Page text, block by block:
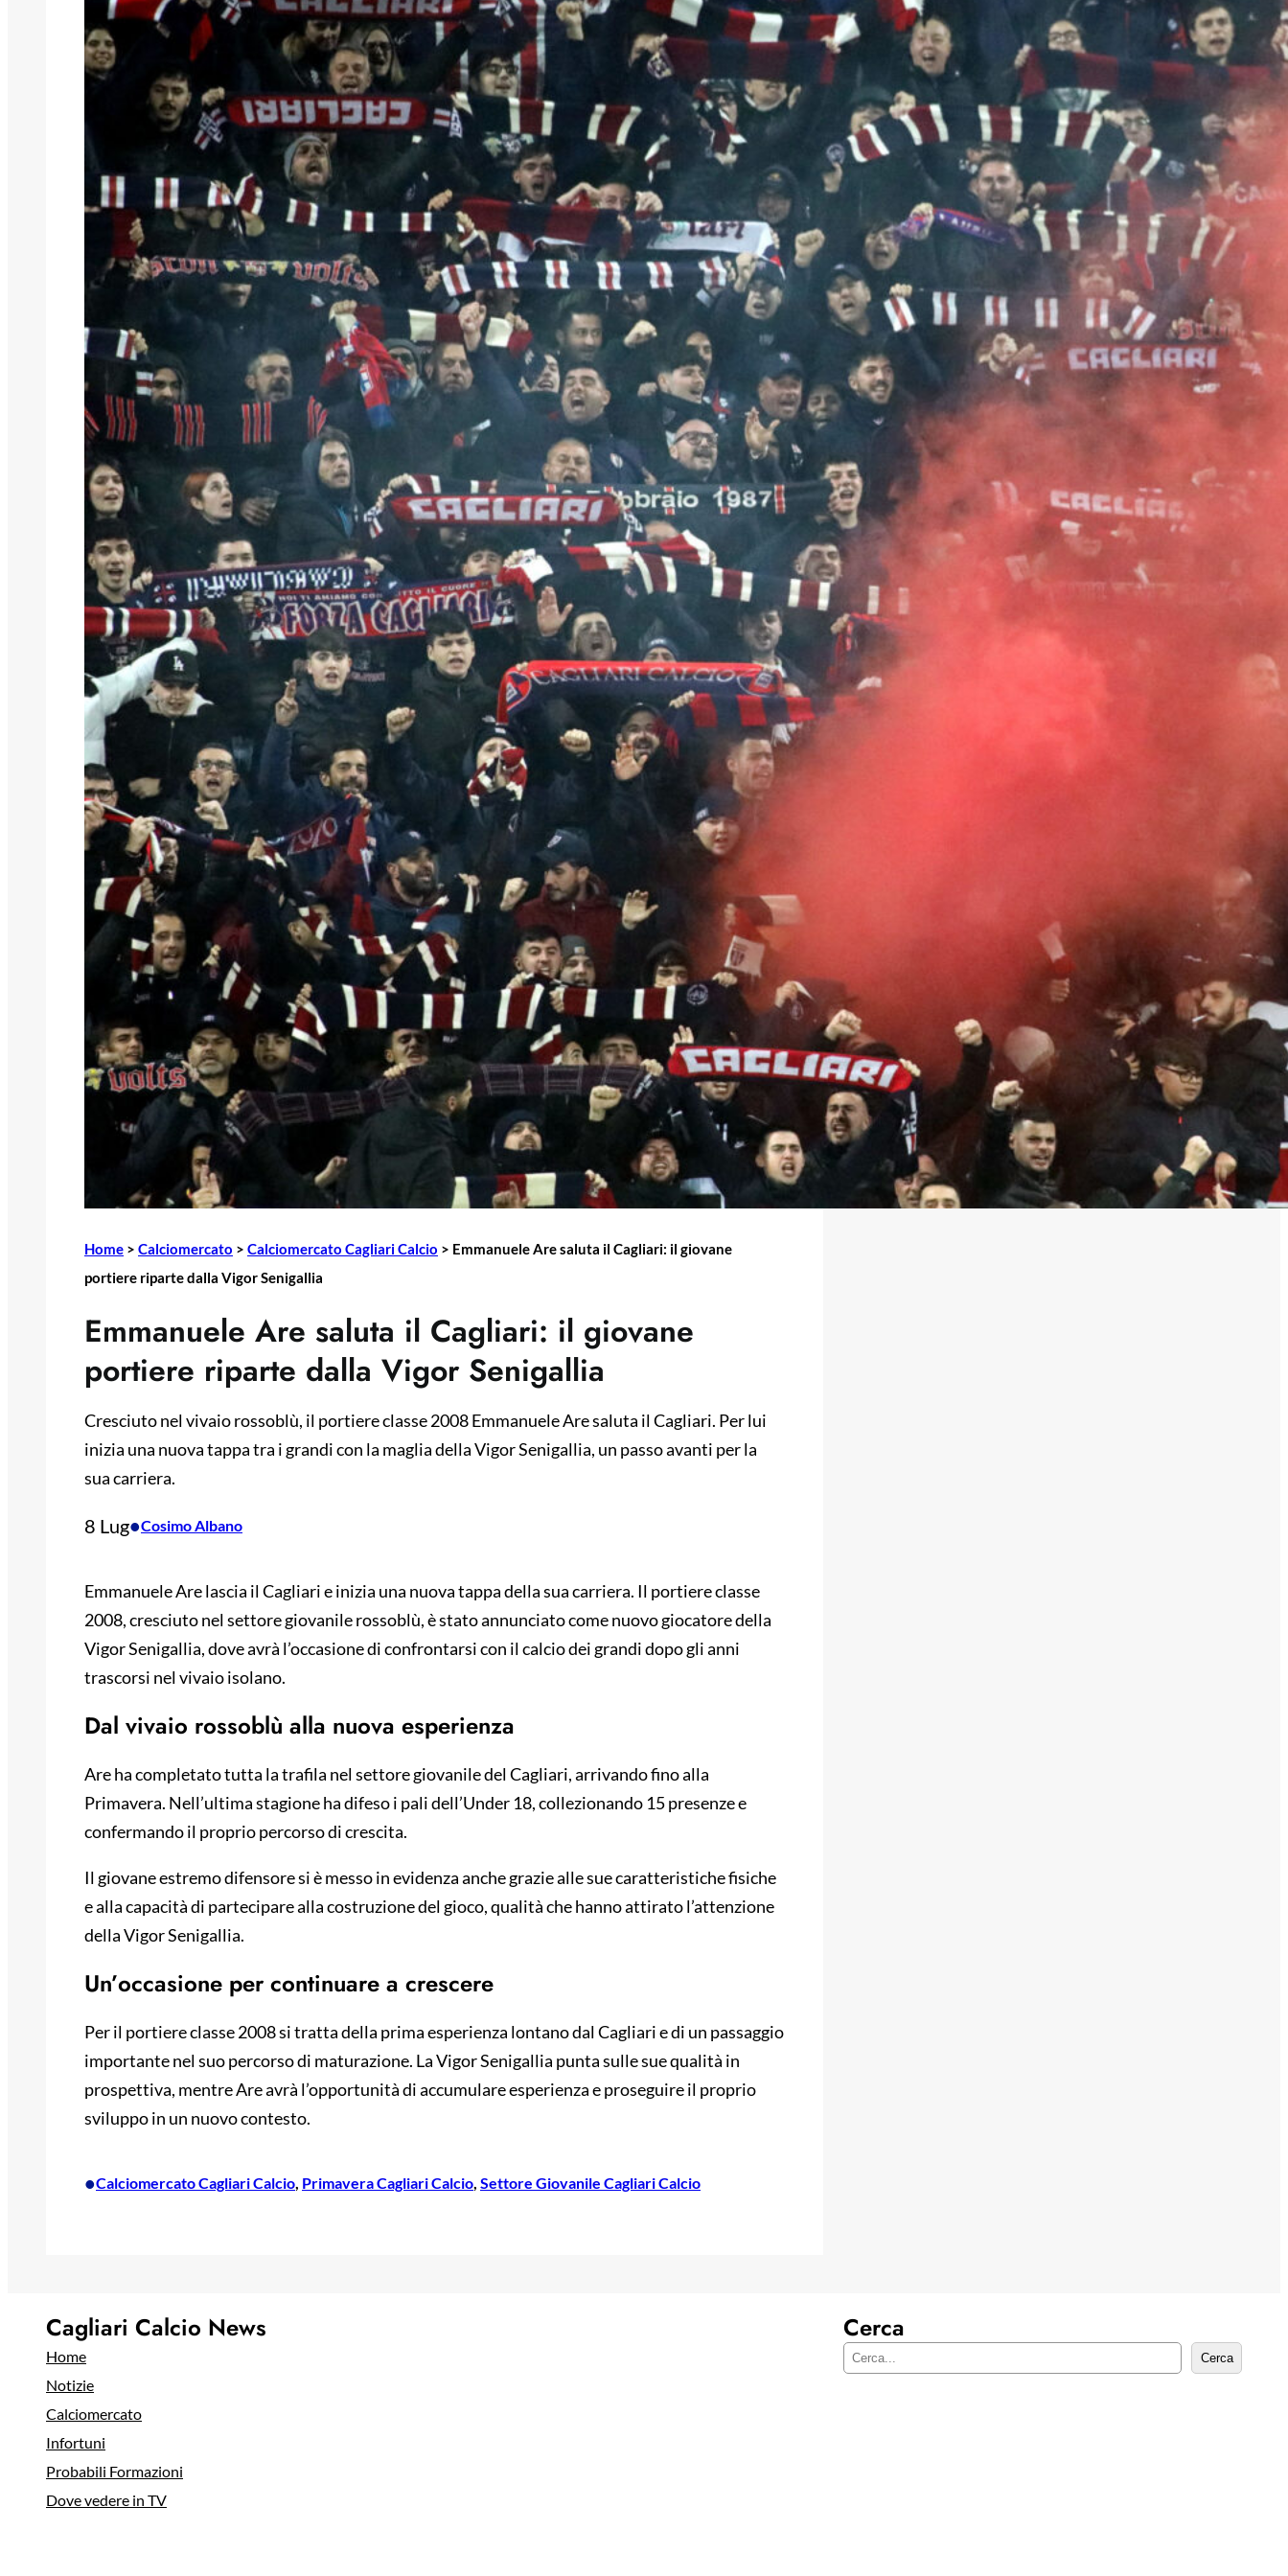
Home > Calciomercato > Calciomercato Cagliari Calcio > Emmanuele Are saluta il Cagliari: il giovane
portiere riparte dalla Vigor Senigallia
Emmanuele Are saluta il Cagliari: il giovane
portiere riparte dalla Vigor Senigallia
Cresciuto nel vivaio rossoblù, il portiere classe 2008 Emmanuele Are saluta il Cagliari. Per lui
inizia una nuova tappa tra i grandi con la maglia della Vigor Senigallia, un passo avanti per la
sua carriera.
8 Lug•Cosimo Albano
Emmanuele Are lascia il Cagliari e inizia una nuova tappa della sua carriera. Il portiere classe
2008, cresciuto nel settore giovanile rossoblù, è stato annunciato come nuovo giocatore della
Vigor Senigallia, dove avrà l’occasione di confrontarsi con il calcio dei grandi dopo gli anni
trascorsi nel vivaio isolano.
Dal vivaio rossoblù alla nuova esperienza
Are ha completato tutta la trafila nel settore giovanile del Cagliari, arrivando fino alla
Primavera. Nell’ultima stagione ha difeso i pali dell’Under 18, collezionando 15 presenze e
confermando il proprio percorso di crescita.
Il giovane estremo difensore si è messo in evidenza anche grazie alle sue caratteristiche fisiche
e alla capacità di partecipare alla costruzione del gioco, qualità che hanno attirato l’attenzione
della Vigor Senigallia.
Un’occasione per continuare a crescere
Per il portiere classe 2008 si tratta della prima esperienza lontano dal Cagliari e di un passaggio
importante nel suo percorso di maturazione. La Vigor Senigallia punta sulle sue qualità in
prospettiva, mentre Are avrà l’opportunità di accumulare esperienza e proseguire il proprio
sviluppo in un nuovo contesto.
•Calciomercato Cagliari Calcio, Primavera Cagliari Calcio, Settore Giovanile Cagliari Calcio
Esposito conteso tra Napoli e
Atalanta: l’attaccante può lasciare
Cagliari
7 Agosto 2026
Faragò e il tributo a Guccini: la storia
dietro la maglia numero 43
7 Agosto 2026
Cagliari Calcio News
Home
Notizie
Calciomercato
Infortuni
Probabili Formazioni
Dove vedere in TV
Cerca
C
Cerca